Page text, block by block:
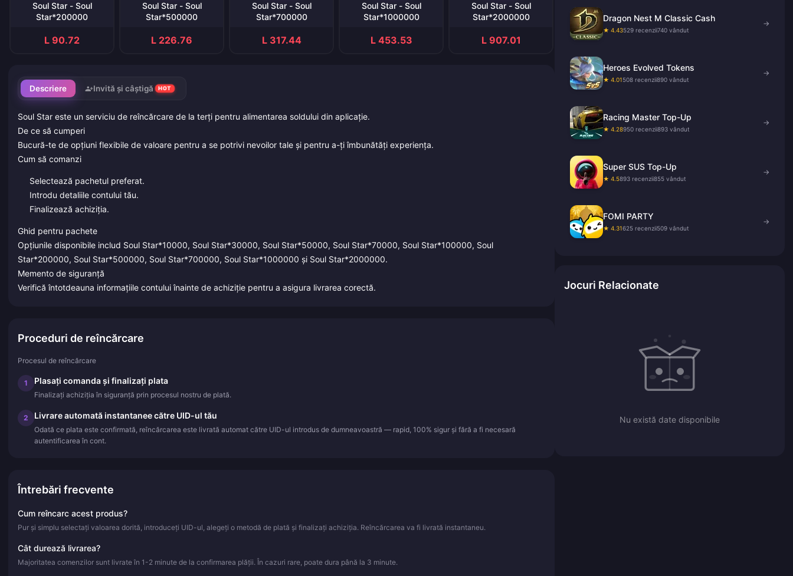
Soul Star - Soul
Star*200000
L 90.72
Soul Star - Soul
Star*500000
L 226.76
Soul Star - Soul
Star*700000
L 317.44
Soul Star - Soul
Star*1000000
L 453.53
Soul Star - Soul
Star*2000000
L 907.01
Descriere Invită și câștigă HOT
Soul Star este un serviciu de reîncărcare de la terți pentru alimentarea soldului din aplicație.
De ce să cumperi
Bucură-te de opțiuni flexibile de valoare pentru a se potrivi nevoilor tale și pentru a-ți îmbunătăți experiența.
Cum să comanzi
Selectează pachetul preferat.
Introdu detaliile contului tău.
Finalizează achiziția.
Ghid pentru pachete
Opțiunile disponibile includ Soul Star*10000, Soul Star*30000, Soul Star*50000, Soul Star*70000, Soul Star*100000, Soul
Star*200000, Soul Star*500000, Soul Star*700000, Soul Star*1000000 și Soul Star*2000000.
Memento de siguranță
Verifică întotdeauna informațiile contului înainte de achiziție pentru a asigura livrarea corectă.
Proceduri de reîncărcare
Procesul de reîncărcare
1 Plasați comanda și finalizați plata
Finalizați achiziția în siguranță prin procesul nostru de plată.
2 Livrare automată instantanee către UID-ul tău
Odată ce plata este confirmată, reîncărcarea este livrată automat către UID-ul introdus de dumneavoastră — rapid, 100% sigur și fără a fi necesară
autentificarea în cont.
Întrebări frecvente
Cum reîncarc acest produs?
Pur și simplu selectați valoarea dorită, introduceți UID-ul, alegeți o metodă de plată și finalizați achiziția. Reîncărcarea va fi livrată instantaneu.
Cât durează livrarea?
Majoritatea comenzilor sunt livrate în 1-2 minute de la confirmarea plății. În cazuri rare, poate dura până la 3 minute.
Dragon Nest M Classic Cash
★ 4.43529 recenzii740 vândut
→
Heroes Evolved Tokens
★ 4.01508 recenzii890 vândut
→
Racing Master Top-Up
★ 4.28950 recenzii893 vândut
→
Super SUS Top-Up
★ 4.5893 recenzii855 vândut
→
FOMI PARTY
★ 4.31625 recenzii509 vândut
→
Jocuri Relacionate
Nu există date disponibile